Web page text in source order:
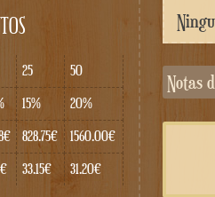
25
50
15%
20%
828.75€
1560.00€
33.15€ 31.20€